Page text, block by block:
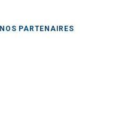
NOS PARTENAIRES